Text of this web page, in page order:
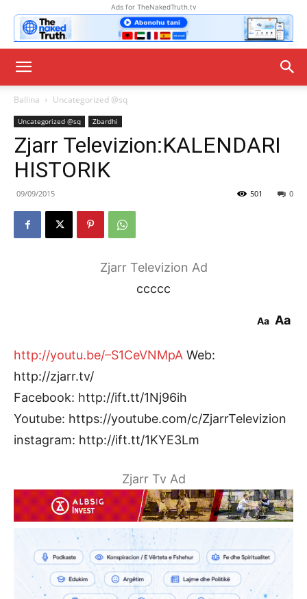
Ads for TheNakedTruth.tv
Ballina Uncategorized @sq
Uncategorized @sq Zbardhi
Zjarr Televizion:KALENDARI
HISTORIK
09/09/2015 0
501
Zjarr Televizion Ad
ccccc
Aa Aa
http://youtu.be/–S1CeVNMpA Web:
http://zjarr.tv/
Facebook: http://ift.tt/1Nj96ih
Youtube: https://youtube.com/c/ZjarrTelevizion
instagram: http://ift.tt/1KYE3Lm
Zjarr Tv Ad